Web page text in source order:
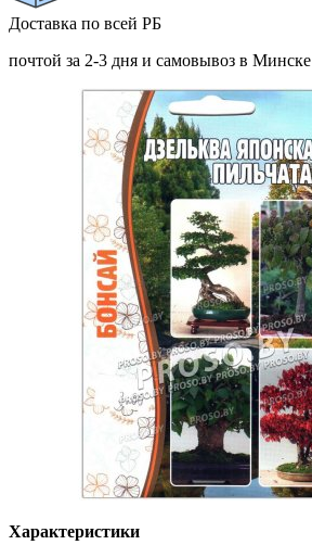
Доставка по всей РБ
почтой за 2-3 дня и самовывоз в Минске
Характеристики